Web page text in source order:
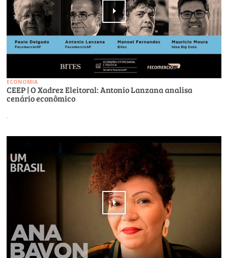
ECONOMIA
CEEP | O Xadrez Eleitoral: Antonio Lanzana analisa
cenário econômico